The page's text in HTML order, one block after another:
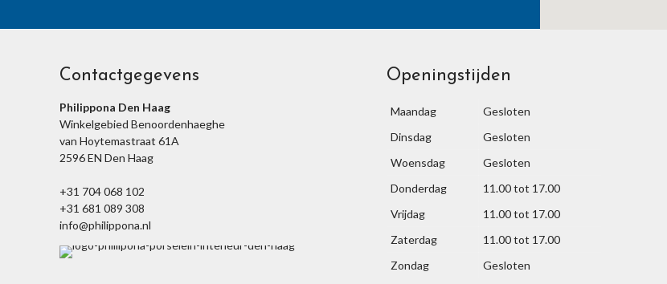
Contactgegevens
Philippona Den Haag
Winkelgebied Benoordenhaeghe
van Hoytemastraat 61A
2596 EN Den Haag
+31 704 068 102
+31 681 089 308
info@philippona.nl
Openingstijden
Maandag
Gesloten
Dinsdag
Gesloten
Woensdag
Gesloten
Donderdag
11.00 tot 17.00
Vrijdag
11.00 tot 17.00
Zaterdag
11.00 tot 17.00
Zondag
Gesloten